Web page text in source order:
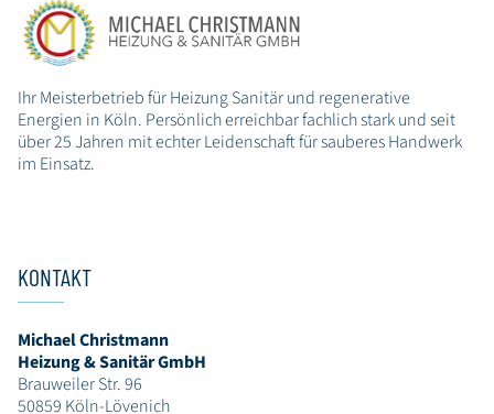
Ihr Meisterbetrieb für Heizung Sanitär und regenerative
Energien in Köln. Persönlich erreichbar fachlich stark und seit
über 25 Jahren mit echter Leidenschaft für sauberes Handwerk
im Einsatz.
KONTAKT
Michael Christmann
Heizung & Sanitär GmbH
Brauweiler Str. 96
50859 Köln-Lövenich